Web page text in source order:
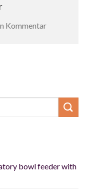
Kommentar
bowl feeder with